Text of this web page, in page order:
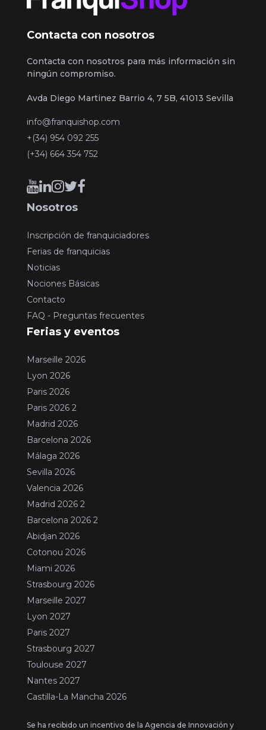
Contacta con nosotros
Contacta con nosotros para más información sin
ningún compromiso.
Avda Diego Martinez Barrio 4, 7 5B, 41013 Sevilla
info@franquishop.com
+(34) 954 092 255
(+34) 664 354 752
Nosotros
Inscripción de franquiciadores
Ferias de franquicias
Noticias
Nociones Básicas
Contacto
FAQ - Preguntas frecuentes
Ferias y eventos
Marseille 2026
Lyon 2026
Paris 2026
Paris 2026 2
Madrid 2026
Barcelona 2026
Málaga 2026
Sevilla 2026
Valencia 2026
Madrid 2026 2
Barcelona 2026 2
Abidjan 2026
Cotonou 2026
Miami 2026
Strasbourg 2026
Marseille 2027
Lyon 2027
Paris 2027
Strasbourg 2027
Toulouse 2027
Nantes 2027
Castilla-La Mancha 2026
Se ha recibido un incentivo de la Agencia de Innovación y